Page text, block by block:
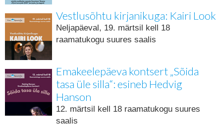
Vestlusõhtu kirjanikuga: Kairi Look
Neljapäeval, 19. märtsil kell 18
raamatukogu suures saalis
Emakeelepäeva kontsert „Sõida
tasa üle silla“: esineb Hedvig
Hanson
12. märtsil kell 18 raamatukogu suures
saalis